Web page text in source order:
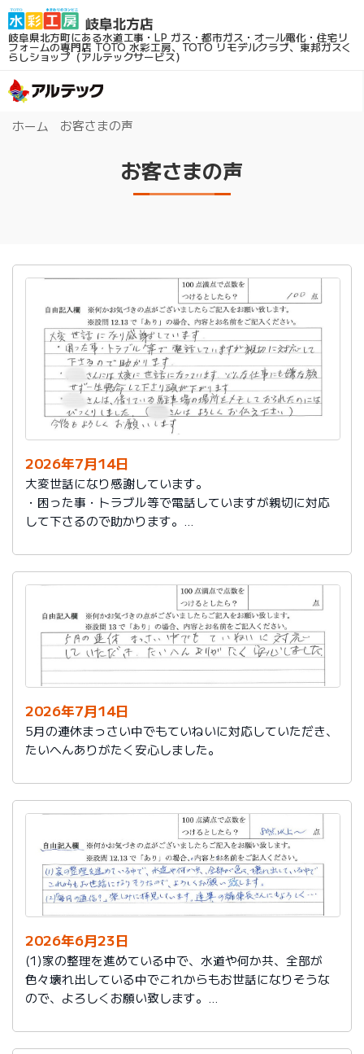
岐阜県北方町にある水道工事・LP ガス・都市ガス・オール電化・住宅リ
フォームの専門店TOTO 水彩工房、TOTO リモデルクラブ、東邦ガスく
らしショップ（アルテックサービス）
ホーム お客さまの声
お客さまの声
2026年7月14日
大変世話になり感謝しています。
・困った事・トラブル等で電話していますが親切に対応
して下さるので助かります。
にも嫌な顔せず一生懸命して下さり頭が下がります。
・社員さんは、借りている駐車場の場所をメモしておら
れたのにはびっくりしました。（社員さんはよろしくお
伝え下さい）
今後もよろしくお願いします。
2026年7月14日
5月の連休まっさい中でもていねいに対応していただき、
たいへんありがたく安心しました。
2026年6月23日
(1)家の整理を進めている中で、水道や何か共、全部が
色々壊れ出している中でこれからもお世話になりそうな
ので、よろしくお願い致します。
集長さんにもよろしく…